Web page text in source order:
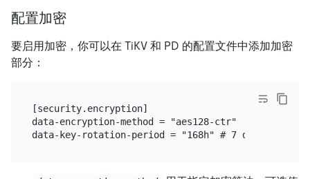
配置加密
要启用加密，你可以在 TiKV 和 PD 的配置文件中添加加密
部分：
[security.encryption]
data-encryption-method = "aes128-ctr"